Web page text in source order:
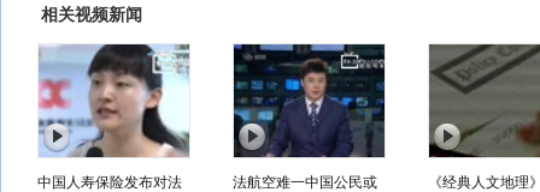
相关视频新闻
中国人寿保险发布对法
法航空难一中国公民或
《经典人文地理